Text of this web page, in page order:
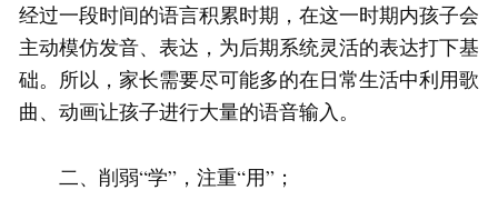
经过一段时间的语言积累时期，在这一时期内孩子会
主动模仿发音、表达，为后期系统灵活的表达打下基
础。所以，家长需要尽可能多的在日常生活中利用歌
曲、动画让孩子进行大量的语音输入。
二、削弱“学”，注重“用”；